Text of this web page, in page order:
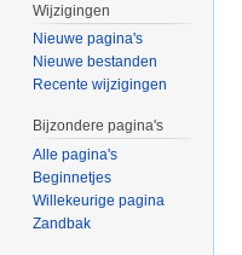
Wijzigingen
Nieuwe pagina's
Nieuwe bestanden
Recente wijzigingen
Bijzondere pagina's
Alle pagina's
Beginnetjes
Willekeurige pagina
Zandbak